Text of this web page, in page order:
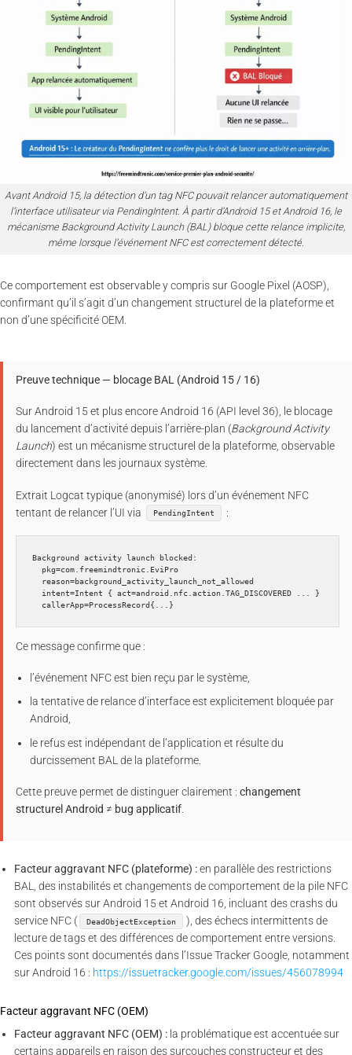
Avant Android 15, la détection d’un tag NFC pouvait relancer automatiquement
l’interface utilisateur via PendingIntent. À partir d’Android 15 et Android 16, le
mécanisme Background Activity Launch (BAL) bloque cette relance implicite,
même lorsque l’événement NFC est correctement détecté.
Ce comportement est observable y compris sur Google Pixel (AOSP),
confirmant qu’il s’agit d’un changement structurel de la plateforme et
non d’une spécificité OEM.
Preuve technique — blocage BAL (Android 15 / 16)
Sur Android 15 et plus encore Android 16 (API level 36), le blocage
du lancement d’activité depuis l’arrière-plan (Background Activity
Launch) est un mécanisme structurel de la plateforme, observable
directement dans les journaux système.
Extrait Logcat typique (anonymisé) lors d’un événement NFC
tentant de relancer l’UI via
PendingIntent :
Background activity launch blocked:
Ce message confirme que :
l’événement NFC est bien reçu par le système,
la tentative de relance d’interface est explicitement bloquée par
Android,
le refus est indépendant de l’application et résulte du
durcissement BAL de la plateforme.
Cette preuve permet de distinguer clairement : changement
structurel Android ≠ bug applicatif
Facteur aggravant NFC (plateforme) :en parallèle des restrictions
BAL, des instabilités et changements de comportement de la pile NFC
sont observés sur Android 15 et Android 16, incluant des crashs du
service NFC (
DeadObjectException
), des échecs intermittents de
lecture de tags et des différences de comportement entre versions.
Ces points sont documentés dans l’Issue Tracker Google, notamment
sur Android 16 : https://issuetracker.google.com/issues/456078994
Facteur aggravant NFC (OEM)
Facteur aggravant NFC (OEM) : la problématique est accentuée sur
certains appareils en raison des surcouches constructeur et des